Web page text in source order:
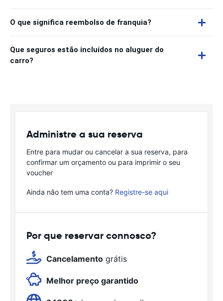
O que significa reembolso de franquia?
Que seguros estão incluídos no aluguer do
carro?
Administre a sua reserva
Entre para mudar ou cancelar a sua reserva, para
confirmar um orçamento ou para imprimir o seu
voucher
Ainda não tem uma conta? Registre-se aqui
Por que reservar connosco?
Cancelamento grátis
Melhor preço garantido